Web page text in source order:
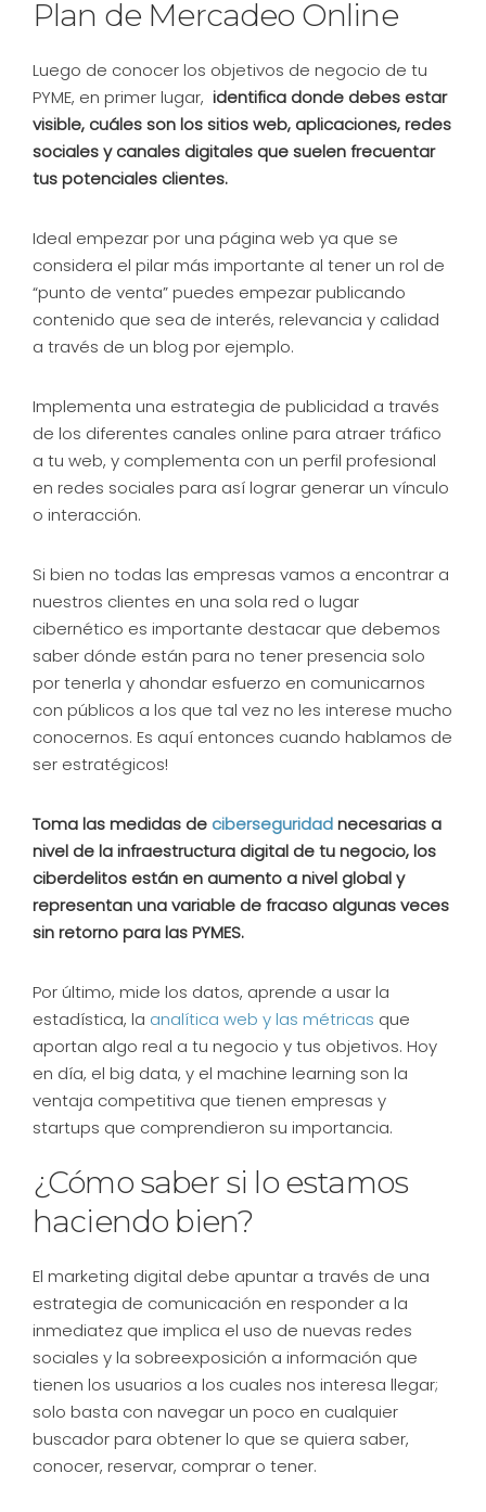
Plan de Mercadeo Online
Luego de conocer los objetivos de negocio de tu
PYME, en primer lugar, identifica donde debes estar
visible, cuáles son los sitios web, aplicaciones, redes
sociales y canales digitales que suelen frecuentar
tus potenciales clientes.
Ideal empezar por una página web ya que se
considera el pilar más importante al tener un rol de
“punto de venta” puedes empezar publicando
contenido que sea de interés, relevancia y calidad
a través de un blog por ejemplo.
Implementa una estrategia de publicidad a través
de los diferentes canales online para atraer tráfico
a tu web, y complementa con un perfil profesional
en redes sociales para así lograr generar un vínculo
o interacción.
Si bien no todas las empresas vamos a encontrar a
nuestros clientes en una sola red o lugar
cibernético es importante destacar que debemos
saber dónde están para no tener presencia solo
por tenerla y ahondar esfuerzo en comunicarnos
con públicos a los que tal vez no les interese mucho
conocernos. Es aquí entonces cuando hablamos de
ser estratégicos!
Toma las medidas de ciberseguridadnecesarias a
nivel de la infraestructura digital de tu negocio, los
ciberdelitos están en aumento a nivel global y
representan una variable de fracaso algunas veces
sin retorno para las PYMES.
Por último, mide los datos, aprende a usar la
estadística, la analítica web y las métricas que
aportan algo real a tu negocio y tus objetivos. Hoy
en día, el big data, y el machine learning son la
ventaja competitiva que tienen empresas y
startups que comprendieron su importancia.
¿Cómo saber si lo estamos
haciendo bien?
El marketing digital debe apuntar a través de una
estrategia de comunicación en responder a la
inmediatez que implica el uso de nuevas redes
sociales y la sobreexposición a información que
tienen los usuarios a los cuales nos interesa llegar;
solo basta con navegar un poco en cualquier
buscador para obtener lo que se quiera saber,
conocer, reservar, comprar o tener.